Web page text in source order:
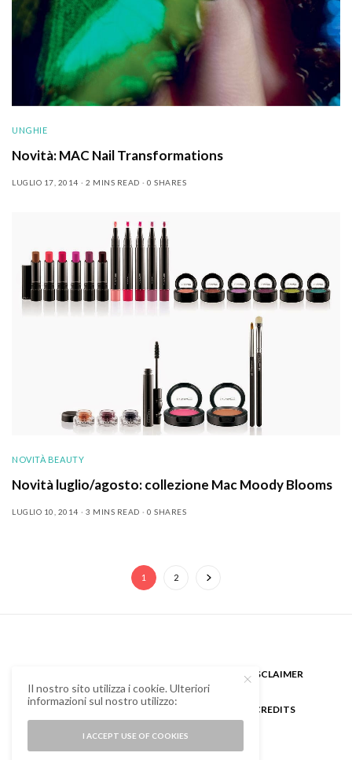
UNGHIE
Novità: MAC Nail Transformations
LUGLIO 17, 2014 2 MINS READ 0 SHARES
NOVITÀ BEAUTY
Novità luglio/agosto: collezione Mac Moody Blooms
LUGLIO 10, 2014 3 MINS READ 0 SHARES
1 2
DISCLAIMER
CREDITS
Il nostro sito utilizza i cookie. Ulteriori
informazioni sul nostro utilizzo:
I ACCEPT USE OF COOKIES